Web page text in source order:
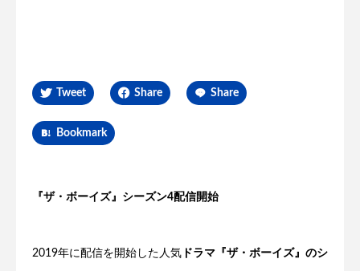
Tweet Share Share
Bookmark
『ザ・ボーイズ』シーズン4配信開始
2019年に配信を開始した人気 ドラマ『ザ・ボーイズ』のシ